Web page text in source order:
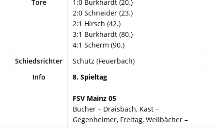
Tore
1:0 Burkhardt (20.)
2:0 Schneider (23.)
2:1 Hirsch (42.)
3:1 Burkhardt (80.)
4:1 Scherm (90.)
Schiedsrichter
Schütz (Feuerbach)
Info
8. Spieltag
FSV Mainz 05
Bücher – Draisbach, Kast –
Gegenheimer, Freitag, Weilbächer –